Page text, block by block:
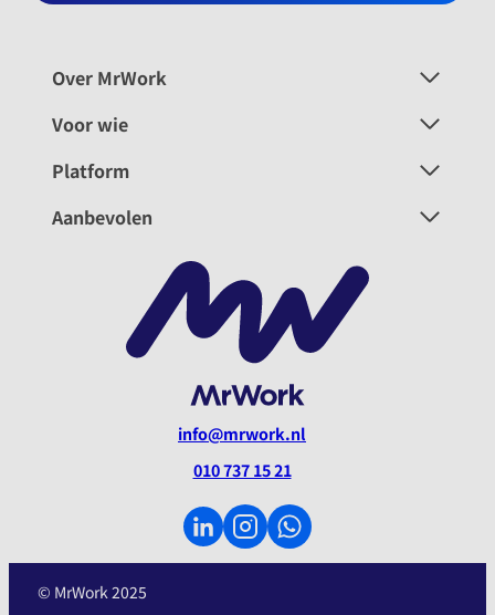
Over MrWork
Voor wie
Platform
Aanbevolen
info@mrwork.nl
010 737 15 21
© MrWork 2025